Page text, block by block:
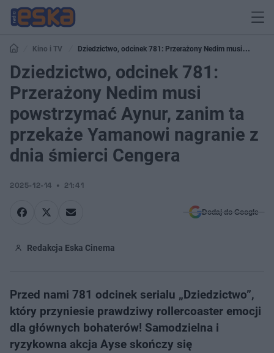
Kino i TV
Dziedzictwo, odcinek 781: Przerażony Nedim musi
powstrzymać Aynur, zanim ta przekaże Yamanowi nagranie z dnia śmierci
Cengera
Dziedzictwo, odcinek 781:
Przerażony Nedim musi
powstrzymać Aynur, zanim ta
przekaże Yamanowi nagranie z
dnia śmierci Cengera
2025-12-14 21:41
Dodaj do Google
Redakcja Eska Cinema
Przed nami 781 odcinek serialu „Dziedzictwo”,
który przyniesie prawdziwy rollercoaster emocji
dla głównych bohaterów! Samodzielna i
ryzykowna akcja Ayse skończy się